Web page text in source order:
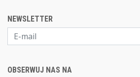
NEWSLETTER
OBSERWUJ NAS NA